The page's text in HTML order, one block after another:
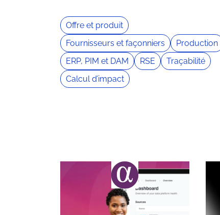
Offre et produit
Fournisseurs et façonniers
Production
ERP, PIM et DAM
RSE
Traçabilité
Calcul d’impact